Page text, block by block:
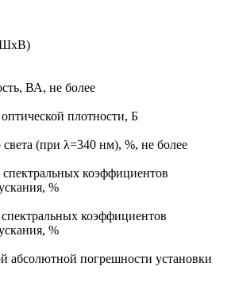
ВА, не более
плотности, Б
света (при λ=340 нм), %, не более
коэффициентов
%
коэффициентов
%
абсолютной погрешности установки